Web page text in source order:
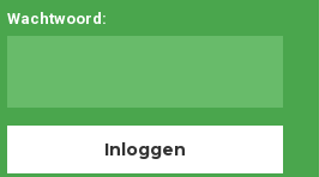
Wachtwoord: